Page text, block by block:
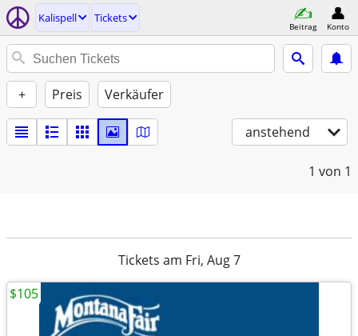
Kalispell Tickets
Beitrag Konto
+ Preis Verkäufer
anstehend
1 von 1
Tickets am Fri, Aug 7
$105